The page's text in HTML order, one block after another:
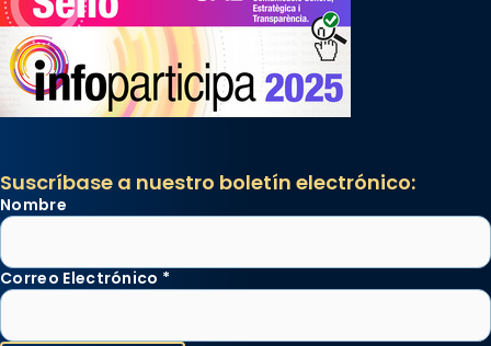
Suscríbase a nuestro boletín electrónico:
Nombre
Correo Electrónico *